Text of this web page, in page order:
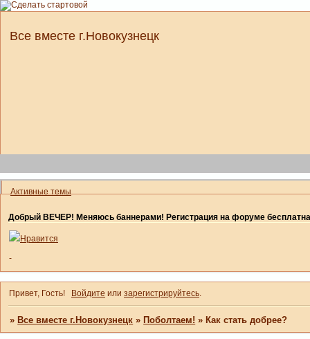
Все вместе г.Новокузнецк
Активные темы
Добрый ВЕЧЕР! Меняюсь баннерами! Регистрация на форуме бесплатна
Нравится
-
Привет, Гость! Войдите или зарегистрируйтесь.
»Все вместе г.Новокузнецк »Поболтаем! »Как стать добрее?